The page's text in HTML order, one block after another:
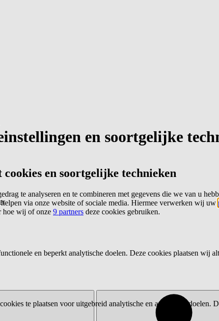
en soortgelijke
en soortgelijke technieken
te analyseren en te combineren met gegevens die we van u
via onze website of sociale media. Hiermee verwerken wij uw
hoe wij of onze 9 partners deze cookies gebruiken.
en beperkt analytische doelen. Deze cookies plaatsen wij
te plaatsen voor uitgebreid analytische en advertentiedoelen.